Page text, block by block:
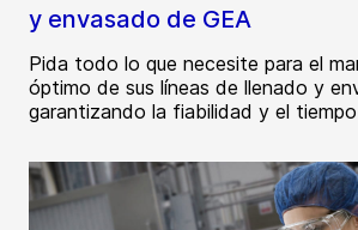
y envasado de GEA
Pida todo lo que necesite para el
óptimo de sus líneas de llenado y
garantizando la fiabilidad y el